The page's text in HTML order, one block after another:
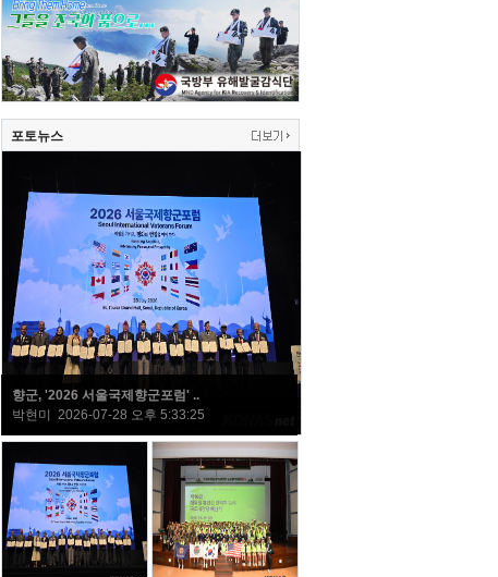
포토뉴스
향군, '2026 서울국제향군포럼' ..
박현미 2026-07-28 오후 5:33:25